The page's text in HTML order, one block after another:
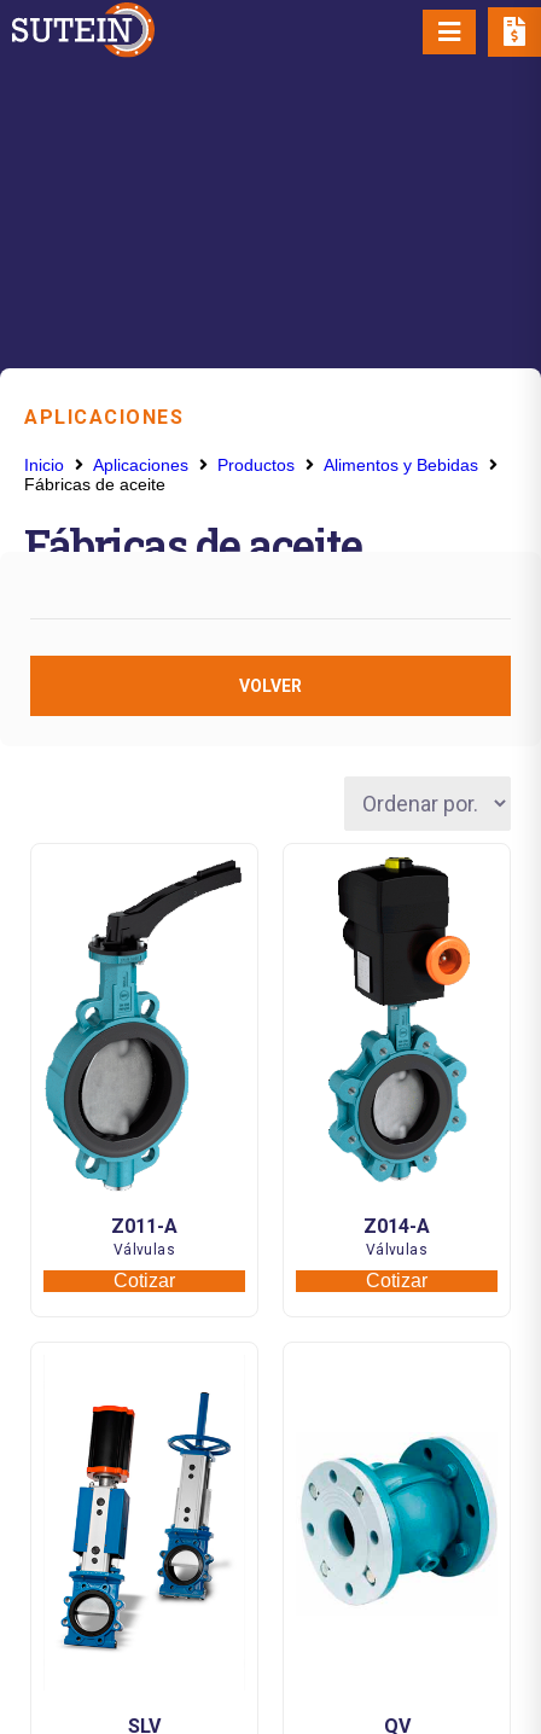
APLICACIONES
Inicio Aplicaciones Productos
Alimentos y Bebidas
Fábricas de aceite
Fábricas de aceite
VOLVER
Válvulas
Z011-A
Cotizar
Válvulas
Z014-A
Cotizar
SLV QV